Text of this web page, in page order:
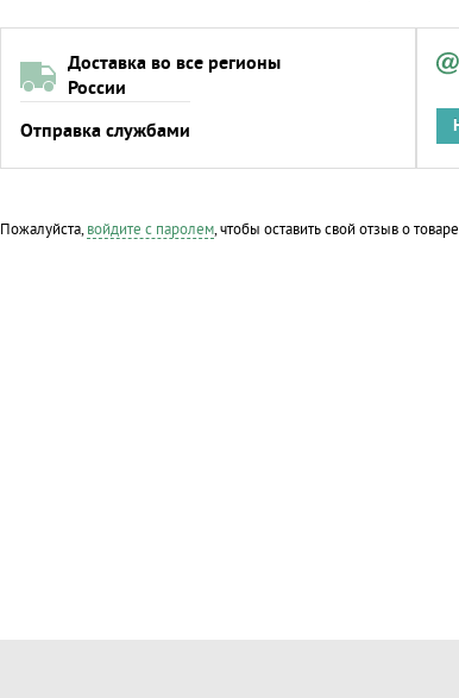
Доставка во все регионы
России
Отправка службами
Пожалуйста, войдите с паролем , чтобы оставить свой отзыв о товаре.